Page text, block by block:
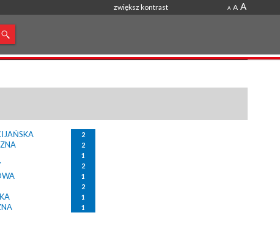
zwiększ kontrast A A A
2
2
1
2
1
2
1
1